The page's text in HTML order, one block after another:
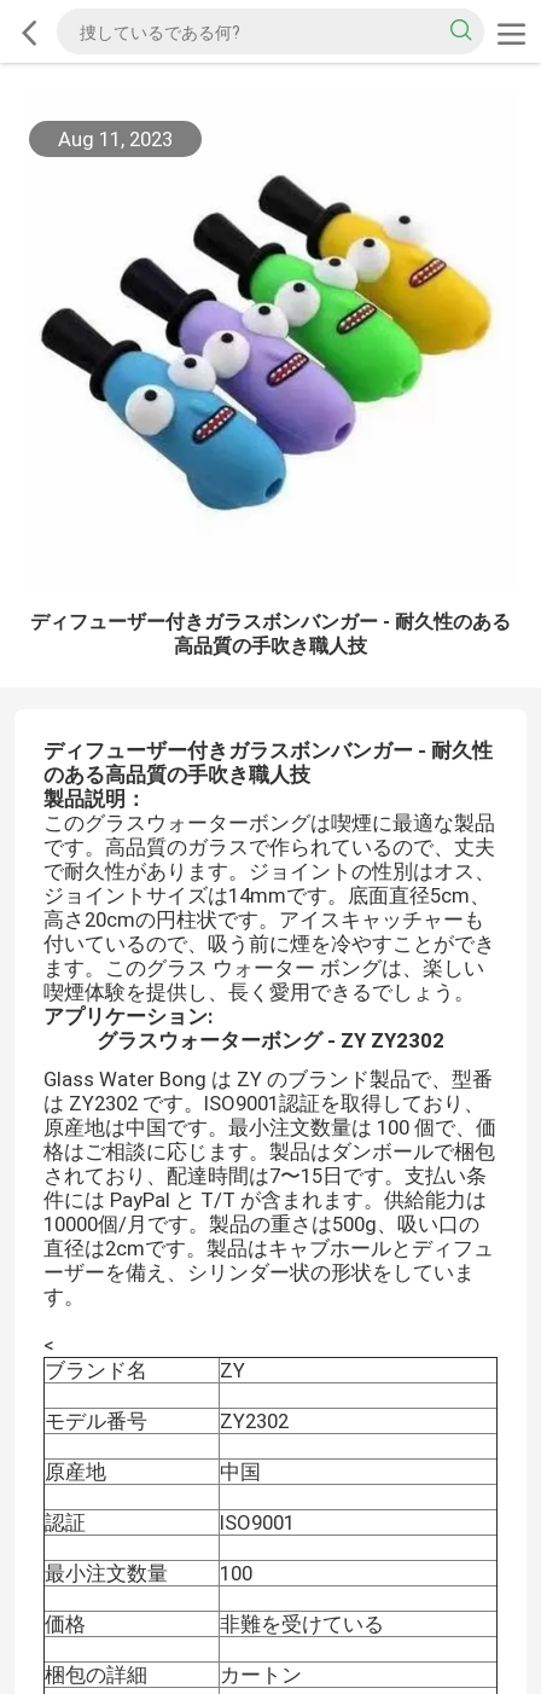
Aug 11, 2023
ディフューザー付きガラスボンバンガー - 耐久性のある
高品質の手吹き職人技
ディフューザー付きガラスボンバンガー - 耐久性
のある高品質の手吹き職人技
製品説明：
このグラスウォーターボングは喫煙に最適な製品
です。高品質のガラスで作られているので、丈夫
で耐久性があります。ジョイントの性別はオス、
ジョイントサイズは14mmです。底面直径5cm、
高さ20cmの円柱状です。アイスキャッチャーも
付いているので、吸う前に煙を冷やすことができ
ます。このグラス ウォーター ボングは、楽しい
喫煙体験を提供し、長く愛用できるでしょう。
アプリケーション:
グラスウォーターボング - ZY ZY2302
Glass Water Bong は ZY のブランド製品で、型番
は ZY2302 です。ISO9001認証を取得しており、
原産地は中国です。最小注文数量は 100 個で、価
格はご相談に応じます。製品はダンボールで梱包
されており、配達時間は7〜15日です。支払い条
件には PayPal と T/T が含まれます。供給能力は
10000個/月です。製品の重さは500g、吸い口の
直径は2cmです。製品はキャブホールとディフュ
ーザーを備え、シリンダー状の形状をしていま
す。
<
ブランド名
ZY
モデル番号 ZY2302
原産地 中国
認証 ISO9001
最小注文数量 100
価格 非難を受けている
梱包の詳細 カートン